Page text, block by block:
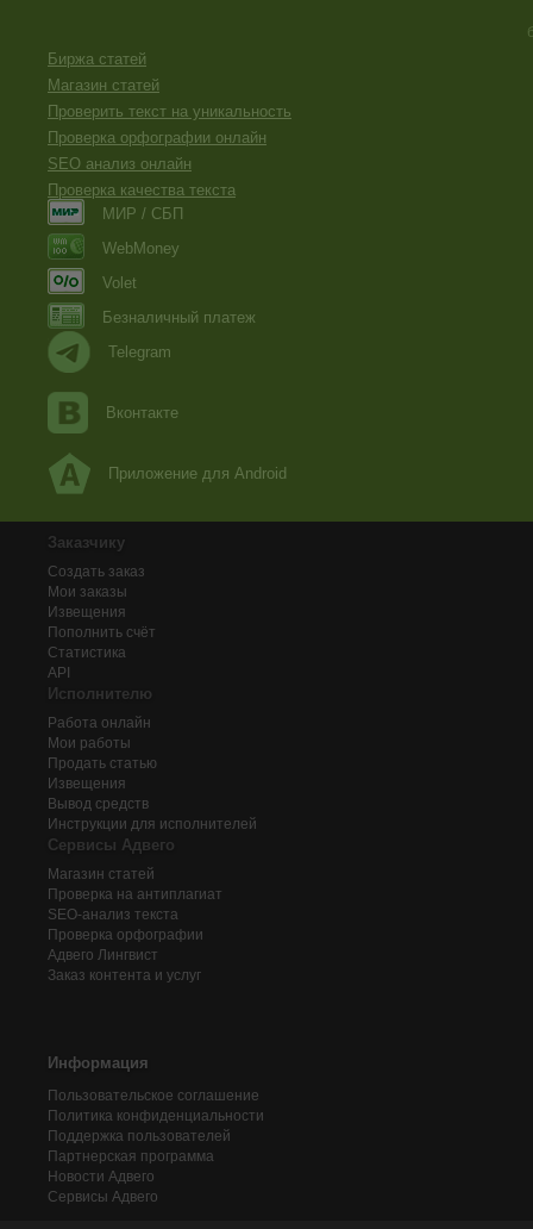
Биржа статей
Магазин статей
Проверить текст на уникальность
Проверка орфографии онлайн
SEO анализ онлайн
Проверка качества текста
МИР / СБП
WebMoney
Volet
Безналичный платеж
Telegram
Вконтакте
Приложение для Android
Заказчику
Создать заказ
Мои заказы
Извещения
Пополнить счёт
Статистика
API
Исполнителю
Работа онлайн
Мои работы
Продать статью
Извещения
Вывод средств
Инструкции для исполнителей
Сервисы Адвего
Магазин статей
Проверка на антиплагиат
SEO-анализ текста
Проверка орфографии
Адвего Лингвист
Заказ контента и услуг
Информация
Пользовательское соглашение
Политика конфиденциальности
Поддержка пользователей
Партнерская программа
Новости Адвего
Сервисы Адвего